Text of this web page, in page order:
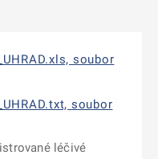
soubor
soubor
léčivé